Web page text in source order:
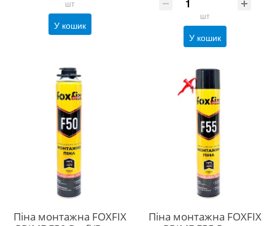
шт
У кошик
шт
У кошик
Піна монтажна FOXFIX
Піна монтажна FOXFIX